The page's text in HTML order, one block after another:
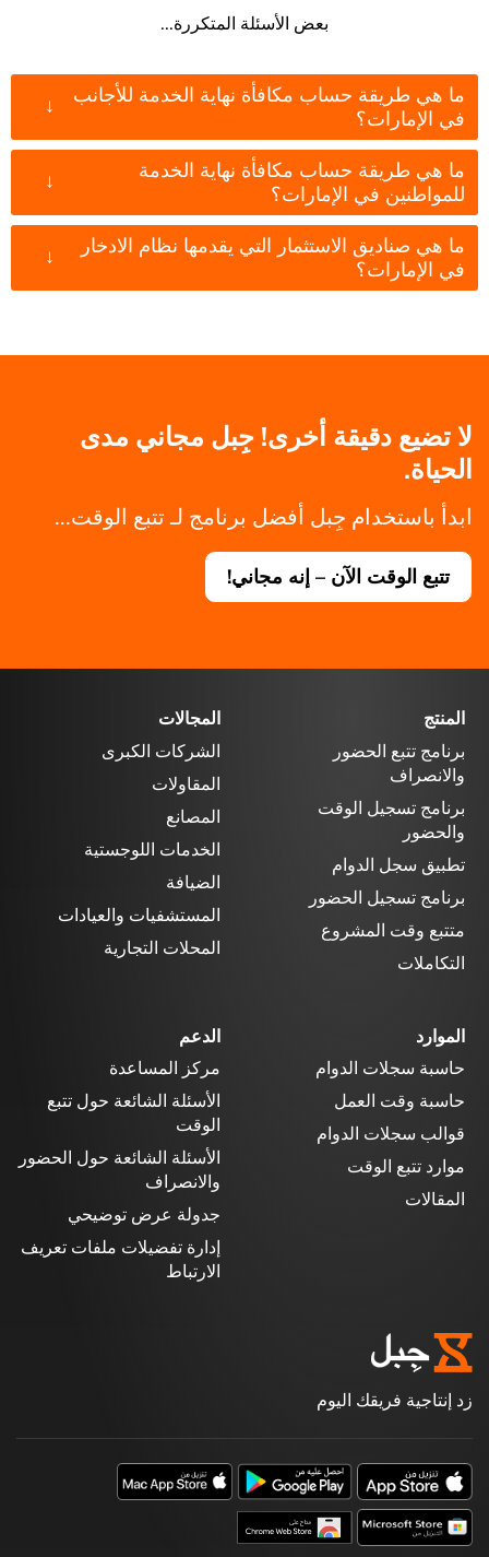
بعض الأسئلة المتكررة...
ما هي طريقة حساب مكافأة نهاية الخدمة للأجانب
في الإمارات؟
↓
ما هي طريقة حساب مكافأة نهاية الخدمة
للمواطنين في الإمارات؟
↓
ما هي صناديق الاستثمار التي يقدمها نظام الادخار
في الإمارات؟
↓
لا تضيع دقيقة أخرى! جِبل مجاني مدى
الحياة.
ابدأ باستخدام جِبل أفضل برنامج لـ تتبع الوقت...
تتبع الوقت الآن – إنه مجاني!
المنتج
برنامج تتبع الحضور
والانصراف
برنامج تسجيل الوقت
والحضور
تطبيق سجل الدوام
برنامج تسجيل الحضور
متتبع وقت المشروع
التكاملات
المجالات
الشركات الكبرى
المقاولات
المصانع
الخدمات اللوجستية
الضيافة
المستشفيات والعيادات
المحلات التجارية
الموارد
حاسبة سجلات الدوام
حاسبة وقت العمل
قوالب سجلات الدوام
موارد تتبع الوقت
المقالات
الدعم
مركز المساعدة
الأسئلة الشائعة حول تتبع
الوقت
الأسئلة الشائعة حول الحضور
والانصراف
جدولة عرض توضيحي
إدارة تفضيلات ملفات تعريف
الارتباط
زد إنتاجية فريقك اليوم